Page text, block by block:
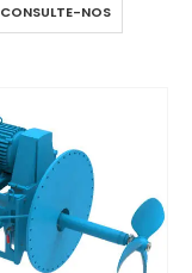
CONSULTE-NOS